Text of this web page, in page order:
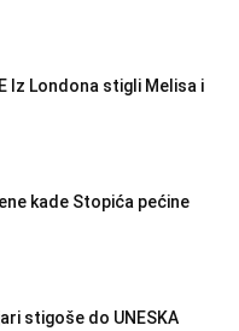
Iz Londona stigli Melisa i
kade Stopića pećine
stigoše do UNESKA